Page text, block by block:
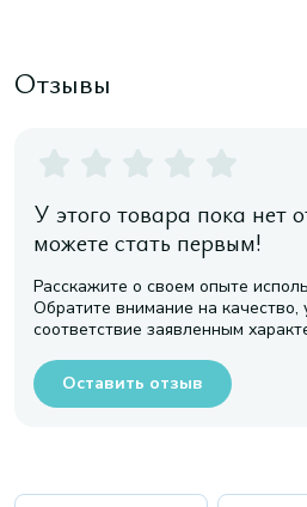
Отзывы
У этого товара пока нет
можете стать первым!
Расскажите о своем опыте
Обратите внимание на качество,
соответствие заявленным
Оставить отзыв